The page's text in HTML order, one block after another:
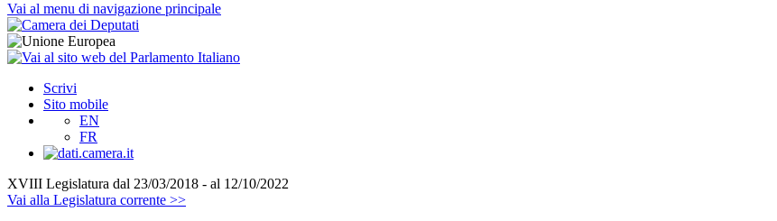
Vai al menu di navigazione principale
Scrivi
Sito mobile
EN
FR
XVIII Legislatura dal 23/03/2018 - al 12/10/2022
Vai alla Legislatura corrente >>